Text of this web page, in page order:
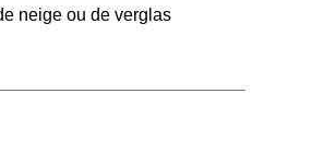
neige ou de verglas